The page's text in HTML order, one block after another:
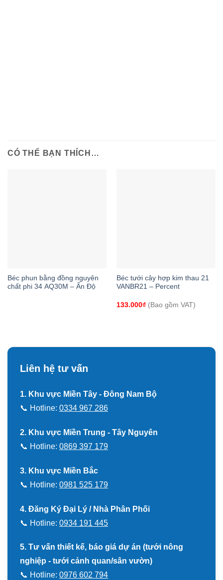
CÓ THỂ BẠN THÍCH…
Béc phun bằng đồng nguyên
chất phi 34 AQ30M – Ấn Độ
Béc tưới cây hợp kim thau 21
VANBR21 – Percent
133.000₫(Bao gồm VAT)
Liên hệ tư vấn
1. Khu vực Miền Tây - Đông Nam Bộ
📞 Hotline: 0334 967 286
2. Khu vực Miền Trung - Tây Nguyên
📞 Hotline: 0869 397 179
3. Khu vực Miền Bắc
📞 Hotline: 0981 525 179
4. Đăng Ký Đại Lý / Nhà Phân Phối
📞 Hotline: 0934 191 445
5. Tư vấn thiết kế, báo giá dự án (tưới nông
nghiệp - tưới cảnh quan/sân vườn)
📞 Hotline: 0976 602 794